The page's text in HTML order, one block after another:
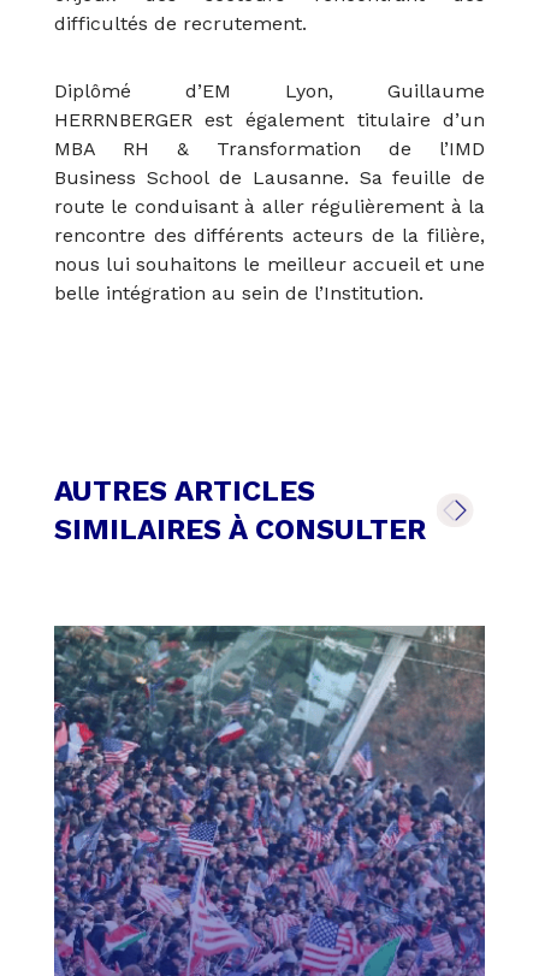
difficultés de recrutement.
Diplômé d’EM Lyon, Guillaume
HERRNBERGER est également titulaire d’un
MBA RH & Transformation de l’IMD
Business School de Lausanne. Sa feuille de
route le conduisant à aller régulièrement à la
rencontre des différents acteurs de la filière,
nous lui souhaitons le meilleur accueil et une
belle intégration au sein de l’Institution.
AUTRES ARTICLES
SIMILAIRES À CONSULTER